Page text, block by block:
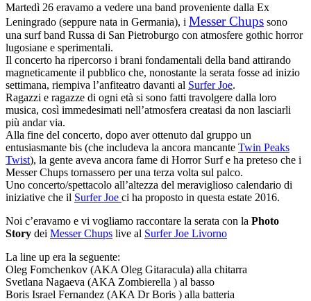
Martedì 26 eravamo a vedere una band proveniente dalla Ex
Leningrado (seppure nata in Germania), i Messer Chups sono
una surf band Russa di San Pietroburgo con atmosfere gothic horror
lugosiane e sperimentali.
Il concerto ha ripercorso i brani fondamentali della band attirando
magneticamente il pubblico che, nonostante la serata fosse ad inizio
settimana, riempiva l’anfiteatro davanti al Surfer Joe.
Ragazzi e ragazze di ogni età si sono fatti travolgere dalla loro
musica, così immedesimati nell’atmosfera creatasi da non lasciarli
più andar via.
Alla fine del concerto, dopo aver ottenuto dal gruppo un
entusiasmante bis (che includeva la ancora mancante Twin Peaks
Twist), la gente aveva ancora fame di Horror Surf e ha preteso che i
Messer Chups tornassero per una terza volta sul palco.
Uno concerto/spettacolo all’altezza del meraviglioso calendario di
iniziative che il Surfer Joe ci ha proposto in questa estate 2016.
Noi c’eravamo e vi vogliamo raccontare la serata con la Photo
Story dei Messer Chups live al Surfer Joe Livorno
La line up era la seguente:
Oleg Fomchenkov (AKA Oleg Gitaracula) alla chitarra
Svetlana Nagaeva (AKA Zombierella ) al basso
Boris Israel Fernandez (AKA Dr Boris ) alla batteria